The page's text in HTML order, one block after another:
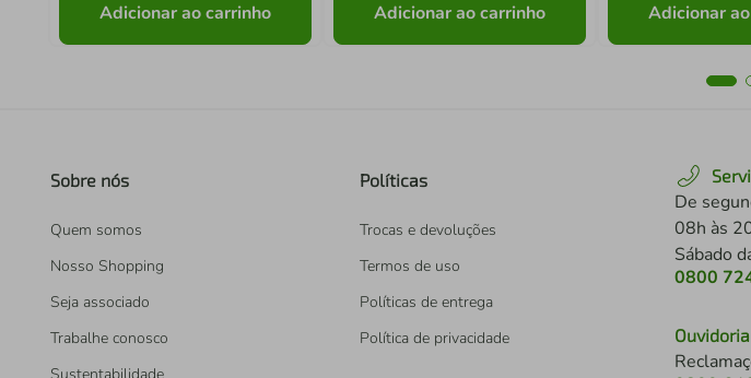
Adicionar ao carrinho Adicionar ao carrinho Adicionar
Sobre nós
Quem somos
Nosso Shopping
Seja associado
Trabalhe conosco
Políticas
Trocas e devoluções
Termos de uso
Políticas de entrega
Política de privacidade
De
08h às
Sábado
0800
Ouvidoria